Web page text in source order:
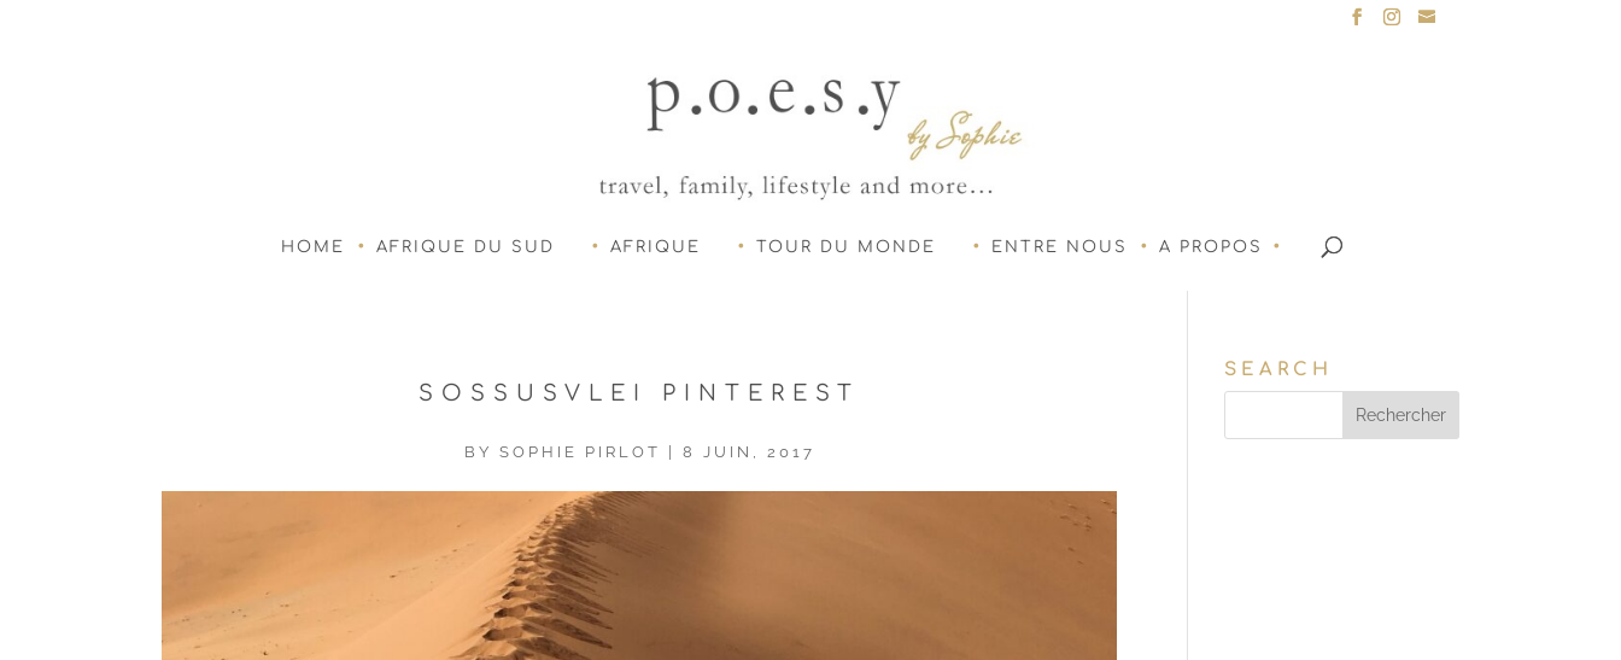
HOME AFRIQUE DU SUD AFRIQUE TOUR DU MONDE ENTRE NOUS A PROPOS
SOSSUSVLEI PINTEREST
BY SOPHIE PIRLOT | 8 JUIN, 2017
SEARCH